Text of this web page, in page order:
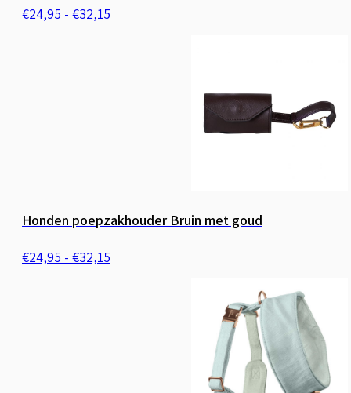
€24,95 - €32,15
Honden poepzakhouder Bruin met goud
€24,95 - €32,15